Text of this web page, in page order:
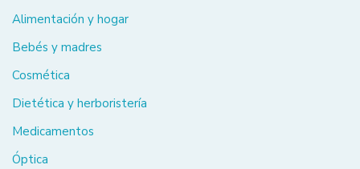
Alimentación y hogar
Bebés y madres
Cosmética
Dietética y herboristería
Medicamentos
Óptica